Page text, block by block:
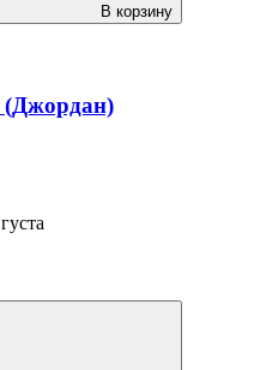
В корзину
(Джордан)